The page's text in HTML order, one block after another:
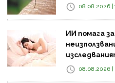
08.08.2026 |
ИИ помага
08.08.2026 |